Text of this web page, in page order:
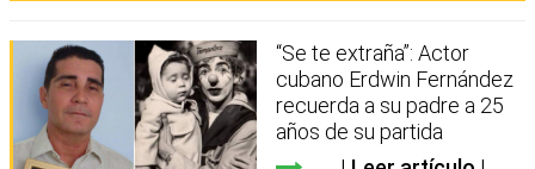
“Se te extraña”: Actor
cubano Erdwin Fernández
recuerda a su padre a 25
años de su partida